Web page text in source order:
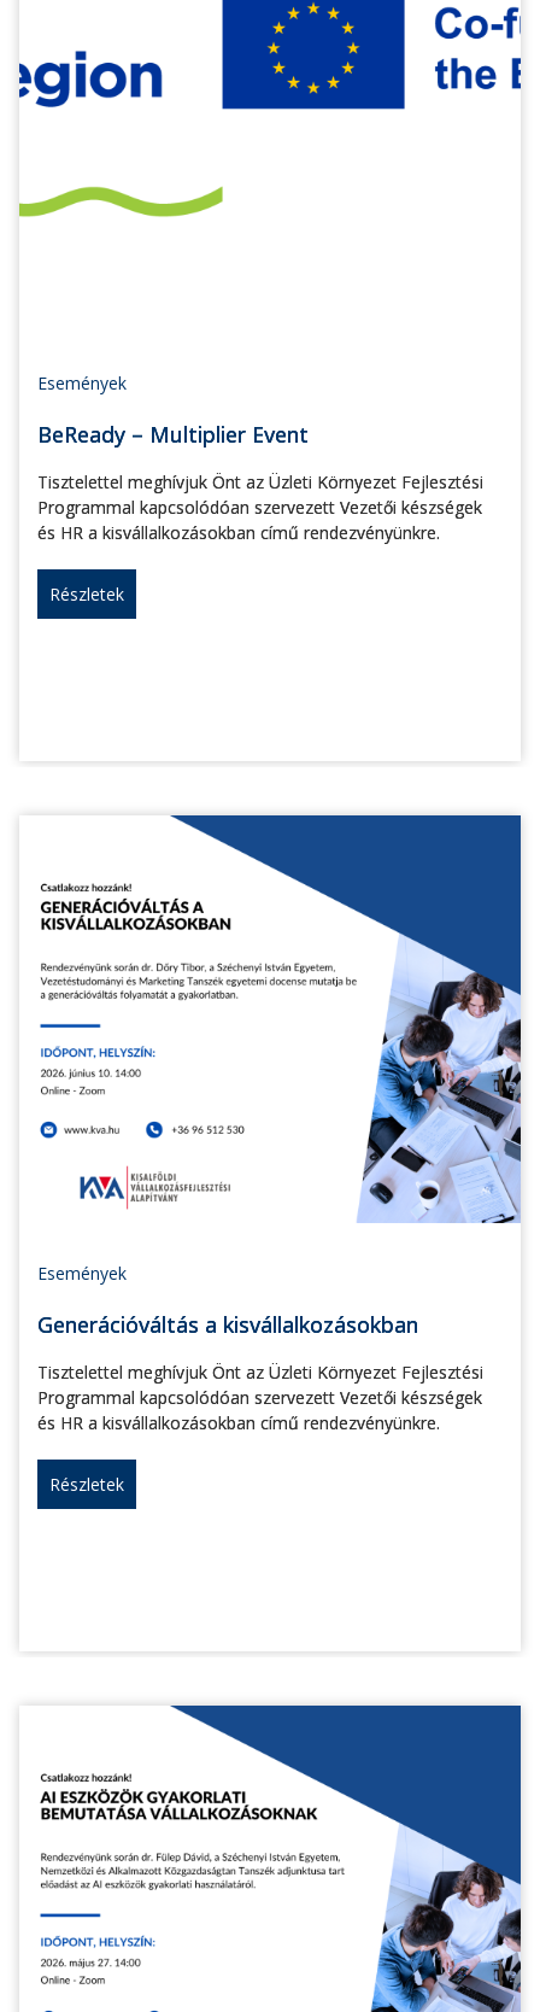
Események
BeReady – Multiplier Event
Tisztelettel meghívjuk Önt az Üzleti Környezet Fejlesztési
Programmal kapcsolódóan szervezett Vezetői készségek
és HR a kisvállalkozásokban című rendezvényünkre.
Részletek
Események
Generációváltás a kisvállalkozásokban
Tisztelettel meghívjuk Önt az Üzleti Környezet Fejlesztési
Programmal kapcsolódóan szervezett Vezetői készségek
és HR a kisvállalkozásokban című rendezvényünkre.
Részletek